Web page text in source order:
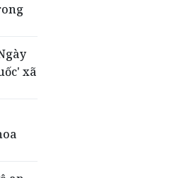
xã